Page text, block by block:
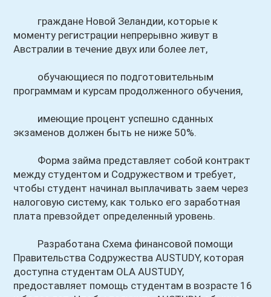
граждане Новой Зеландии, которые к
моменту регистрации непрерывно живут в
Австралии в течение двух или более лет,
обучающиеся по подготовительным
программам и курсам продолженного обучения,
имеющие процент успешно сданных
экзаменов должен быть не ниже 50%.
Форма займа представляет собой контракт
между студентом и Содружеством и требует,
чтобы студент начинал выплачивать заем через
налоговую систему, как только его заработная
плата превзойдет определенный уровень.
Разработана Схема финансовой помощи
Правительства Содружества AUSTUDY, которая
доступна студентам OLA AUSTUDY,
предоставляет помощь студентам в возрасте 16